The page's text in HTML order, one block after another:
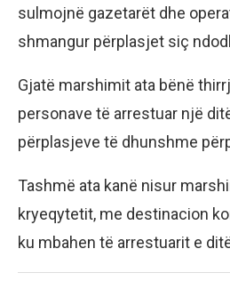
sulmojnë gazetarët dhe
shmangur përplasjet siç
Gjatë marshimit ata bënë
personave të arrestuar një
përplasjeve të dhunshme
Tashmë ata kanë nisur
kryeqytetit, me destinacion
ku mbahen të arrestuarit e